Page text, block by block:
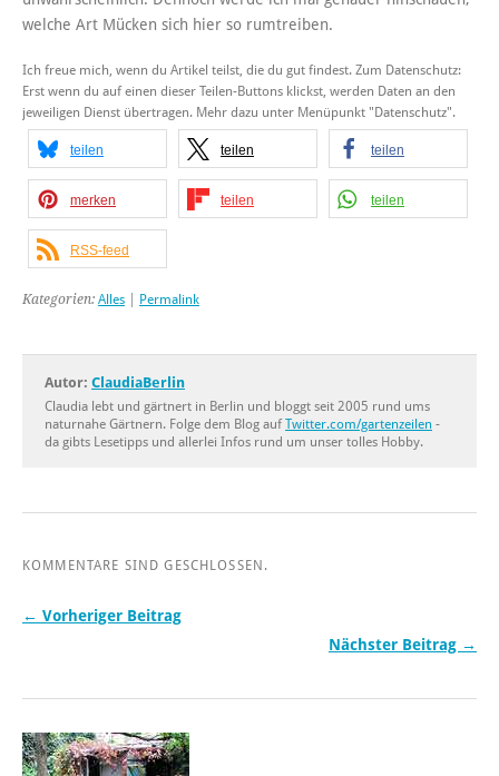
welche Art Mücken sich hier so rumtreiben.
Ich freue mich, wenn du Artikel teilst, die du gut findest. Zum Datenschutz:
Erst wenn du auf einen dieser Teilen-Buttons klickst, werden Daten an den
jeweiligen Dienst übertragen. Mehr dazu unter Menüpunkt "Datenschutz".
teilen teilen teilen
merken teilen teilen
RSS-feed
Kategorien: Alles Permalink
Autor: ClaudiaBerlin
Claudia lebt und gärtnert in Berlin und bloggt seit 2005 rund ums
naturnahe Gärtnern. Folge dem Blog aufTwitter.com/gartenzeilen -
da gibts Lesetipps und allerlei Infos rund um unser tolles Hobby.
KOMMENTARE SIND GESCHLOSSEN.
← Vorheriger Beitrag
Nächster Beitrag →